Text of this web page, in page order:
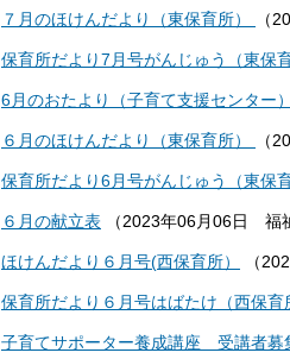
７月のほけんだより（東保育所） （
保育所だより7月号がんじゅう（東保育
6月のおたより（子育て支援センター）
６月のほけんだより（東保育所） （
保育所だより6月号がんじゅう（東保育
６月の献立表 （ 2023年06月06日 福
ほけんだより６月号(西保育所） （
保育所だより６月号はばたけ（西保育
子育てサポーター養成講座 受講者募